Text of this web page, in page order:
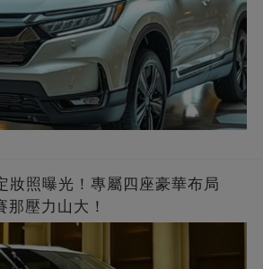
妝照曝光！專屬四座豪華布局
壓力山大！